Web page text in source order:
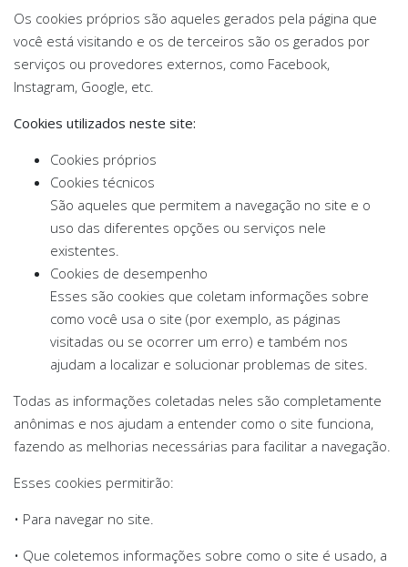
Os cookies próprios são aqueles gerados pela página que
você está visitando e os de terceiros são os gerados por
serviços ou provedores externos, como Facebook,
Instagram, Google, etc.
Cookies utilizados neste site:
Cookies próprios
Cookies técnicos
São aqueles que permitem a navegação no site e o
uso das diferentes opções ou serviços nele
existentes.
Cookies de desempenho
Esses são cookies que coletam informações sobre
como você usa o site (por exemplo, as páginas
visitadas ou se ocorrer um erro) e também nos
ajudam a localizar e solucionar problemas de sites.
Todas as informações coletadas neles são completamente
anônimas e nos ajudam a entender como o site funciona,
fazendo as melhorias necessárias para facilitar a navegação.
Esses cookies permitirão:
• Para navegar no site.
• Que coletemos informações sobre como o site é usado, a